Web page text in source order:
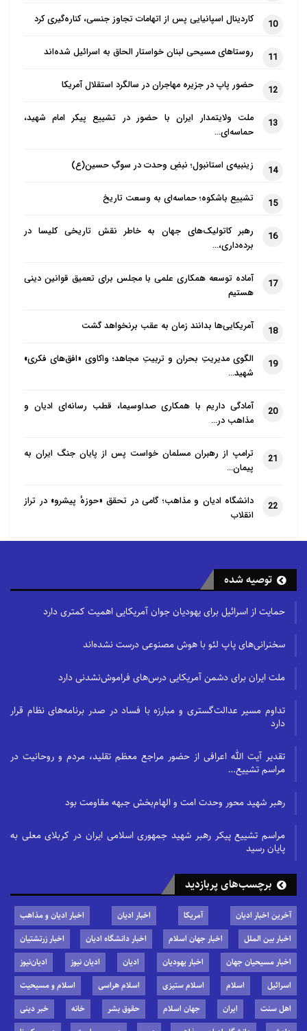
10 کاردینال اسپانیایی پس از اتهامات تجاوز جنسی، کناره‌گیری کرد
11 روستاهای مسیحی لبنان خواستار الحاق به اسرائیل شده‌اند
12 حضور پاپ در جزیره مهاجران در سالگرد استقلال آمریکا
13
ملت ولایتمدار ایران با حضور در تشییع پیکر امام شهید،
حماسه‌ای…
14 زینبیه‌ی استانبول؛ نبضِ وحدت در سوگِ حسین(ع)
15 تشییع باشکوه؛ حماسه‌ای به وسعت تاریخ
16
رهبر کاتولیک‌های جهان به خاطر نقش تاریخی کلیسا در
برده‌داری،…
17
آماده توسعه همکاری علمی با مجلس برای تعمیق قوانین دینی
هستیم
18 آمریکایی‌ها بدانند زمان به عقب برنخواهد گشت
19
الگوی مدیریتِ بحران و تربیتِ مجاهد؛ واکاوی «افق‌های فکری»
شهید…
20
آمادگی داریم با همکاری صداوسیما، قطب رسانه‌ای ادیان و
مذاهب در…
21
ترامپ از رهبران مسلمان خواست پس از پایان جنگ ایران به
پیمان…
22
دانشگاه ادیان و مذاهب؛ گامی در تحقق «حوزهٔ پیشرو» در تراز
انقلاب
توصیه شده
حمایت از اسرائیل برای یهودیان جوان آمریکایی اهمیت کمتری دارد
سخنرانی‌های پاپ لئو با هوش مصنوعی درست نشده‌اند
ملت ایران برای دشمن آمریکایی درس‌های فراموش‌نشدنی دارد
تداوم مسیر عدالت‌گستری و مبارزه با فساد در صدر برنامه‌های نظام قرار
دارد
تقدیر آیت الله اعرافی از حضور مراجع معظم تقلید، مردم و روحانیت در
مراسم تشییع…
رهبر شهید محور وحدت امت و الهام‌بخش جبهه مقاومت بود
مراسم تشییع پیکر رهبر شهید جمهوری اسلامی ایران در کربلای معلی به
پایان رسید
برچسب‌های پربازدید
آخرین اخبار ادیان آمریکا اخبار ادیان
اخبار ادیان و مذاهب
اخبار بین الملل
اخبار جهان اسلام اخبار دانشگاه ادیان
اخبار زرتشتیان
اخبار مسیحیان جهان
اخبار یهودیان ادیان ادیان نیوز
ادیان‌نیوز
اسرائیل
اسلام اسلام ستیزی اسلام هراسی
اسلام و مسیحیت
اهل سنت
ایران جهان اسلام حقوق بشر خانه
خبر دینی